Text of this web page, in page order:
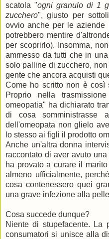
scatola "ogni granulo di 1
zucchero", giusto per
ovvio anche per le aziende
potrebbero mentire
per scoprirlo). Insomma,
ammesso da tutti che in
solo palline di zucchero,
gente che ancora acquisti
Come ho scritto non è così
Proprio nella
omeopatia" ha dichiarato
di cosa somministrasse
dell'omeopata non glielo
lo stesso ai figli il prodotto
Anche un'altra donna
raccontato di aver avuto
ha provato a curare il
almeno ufficialmente,
cosa contenessero quei
una grave infezione alla
Cosa succede dunque?
Niente di stupefacente. La
consumatori si unisce alla